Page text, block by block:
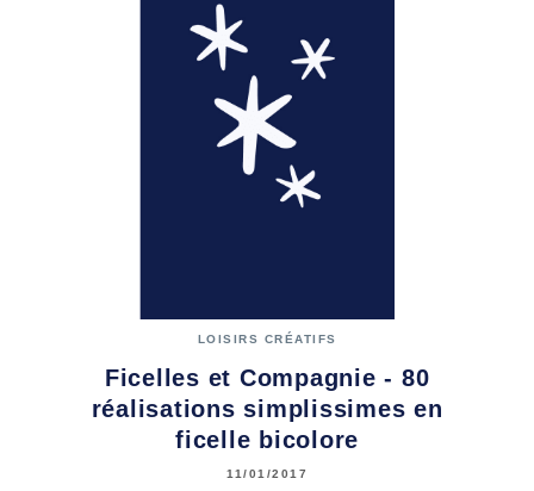
LOISIRS CRÉATIFS
Ficelles et Compagnie - 80
réalisations simplissimes en
ficelle bicolore
11/01/2017